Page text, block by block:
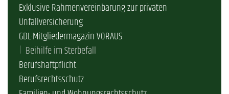
Exklusive Rahmenvereinbarung zur privaten
Unfallversicherung
GDL-Mitgliedermagazin VORAUS
Beihilfe im Sterbefall
Berufshaftpflicht
Berufsrechtsschutz